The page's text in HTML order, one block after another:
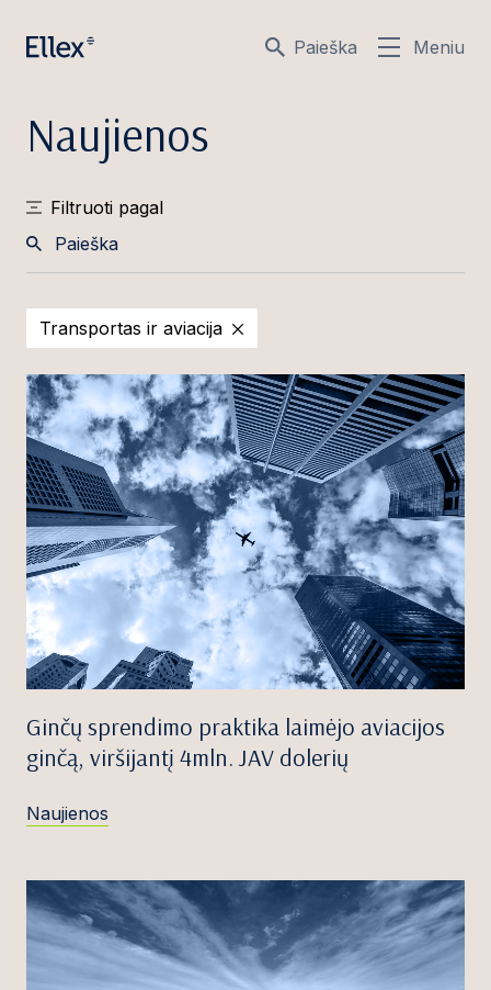
Paieška Meniu
Naujienos
Filtruoti pagal
Transportas ir aviacija
Ginčų sprendimo praktika laimėjo aviacijos
ginčą, viršijantį 4mln. JAV dolerių
Naujienos